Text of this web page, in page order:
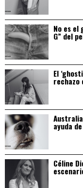
No es
G” del
El
rechazo
ayuda
Céline